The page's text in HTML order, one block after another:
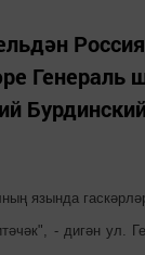
язында
- дигән ул.